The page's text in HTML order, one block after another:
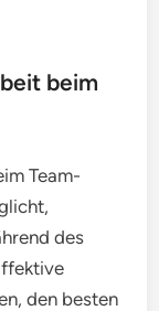
beim
Team-
des
den besten